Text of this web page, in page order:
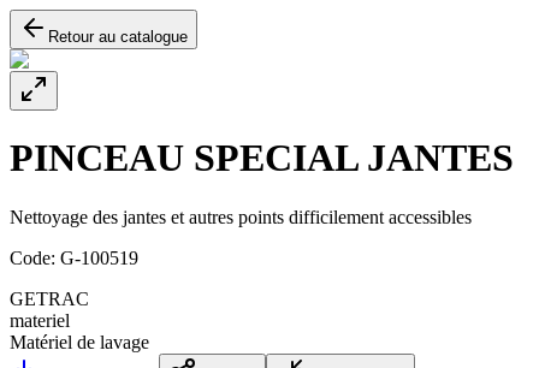
Retour au catalogue
PINCEAU SPECIAL JANTES
Nettoyage des jantes et autres points difficilement accessibles
Code: G-100519
GETRAC
materiel
Matériel de lavage